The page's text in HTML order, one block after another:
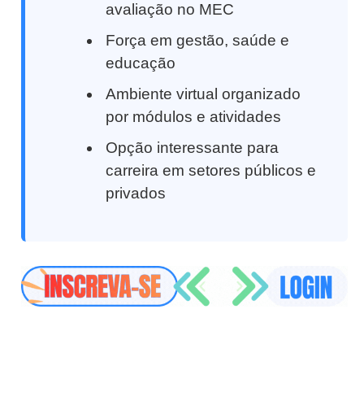
avaliação no MEC
Força em gestão, saúde e
educação
Ambiente virtual organizado
por módulos e atividades
Opção interessante para
carreira em setores públicos e
privados